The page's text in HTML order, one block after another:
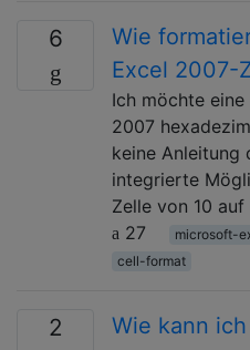
6
Wie
Excel 2007-
Ich möchte
2007
keine Anleitung
integrierte
Zelle von 10 auf
27
microsoft-
cell-format
2
Wie kann